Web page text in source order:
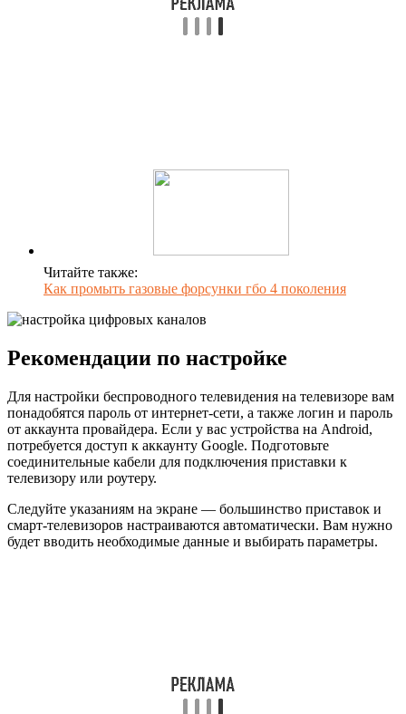
Читайте также:
Как промыть газовые форсунки гбо 4 поколения
Рекомендации по настройке
Для настройки беспроводного телевидения на телевизоре вам
понадобятся пароль от интернет-сети, а также логин и пароль
от аккаунта провайдера. Если у вас устройства на Android,
потребуется доступ к аккаунту Google. Подготовьте
соединительные кабели для подключения приставки к
телевизору или роутеру.
Следуйте указаниям на экране — большинство приставок и
смарт-телевизоров настраиваются автоматически. Вам нужно
будет вводить необходимые данные и выбирать параметры.